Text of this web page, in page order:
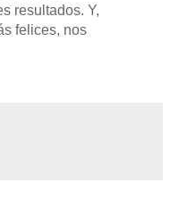
resultados. Y,
felices, nos